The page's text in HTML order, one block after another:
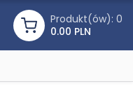
Produkt(ów): 0
0.00 PLN